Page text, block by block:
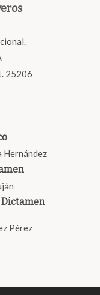
25206
Hernández
Pérez